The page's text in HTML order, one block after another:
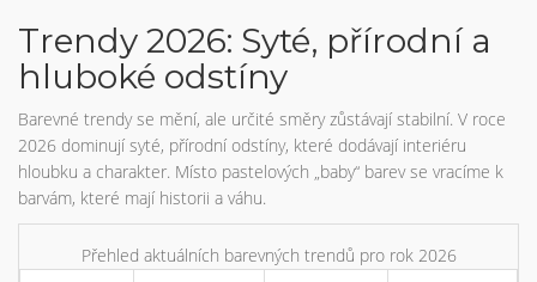
Trendy 2026: Syté, přírodní a
hluboké odstíny
Barevné trendy se mění, ale určité směry zůstávají stabilní. V roce
2026 dominují syté, přírodní odstíny, které dodávají interiéru
hloubku a charakter. Místo pastelových „baby“ barev se vracíme k
barvám, které mají historii a váhu.
Přehled aktuálních barevných trendů pro rok 2026